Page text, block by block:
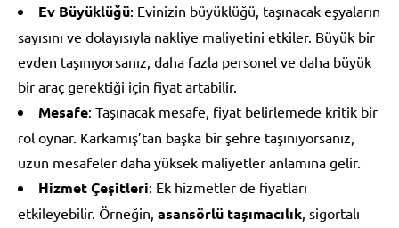
Ev Büyüklüğü: Evinizin büyüklüğü, taşınacak eşyaların
sayısını ve dolayısıyla nakliye maliyetini etkiler. Büyük bir
evden taşınıyorsanız, daha fazla personel ve daha büyük
bir araç gerektiği için fiyat artabilir.
Mesafe: Taşınacak mesafe, fiyat belirlemede kritik bir
rol oynar. Karkamış’tan başka bir şehre taşınıyorsanız,
uzun mesafeler daha yüksek maliyetler anlamına gelir.
Hizmet Çeşitleri: Ek hizmetler de fiyatları
etkileyebilir. Örneğin, asansörlü taşımacılık , sigortalı